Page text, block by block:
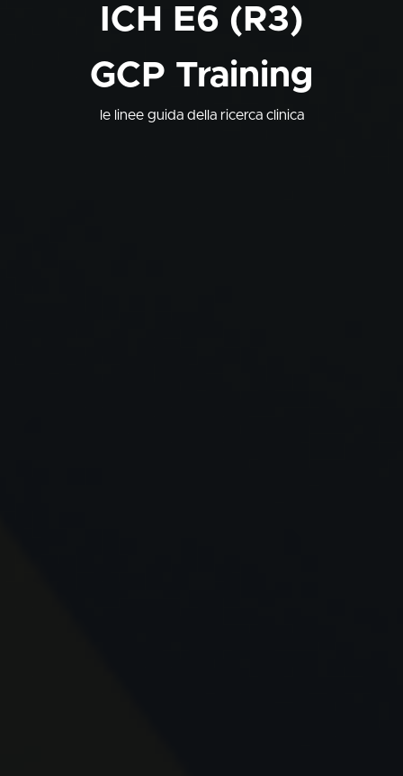
ICH E6 (R3)
GCP Training
le linee guida della ricerca clinica